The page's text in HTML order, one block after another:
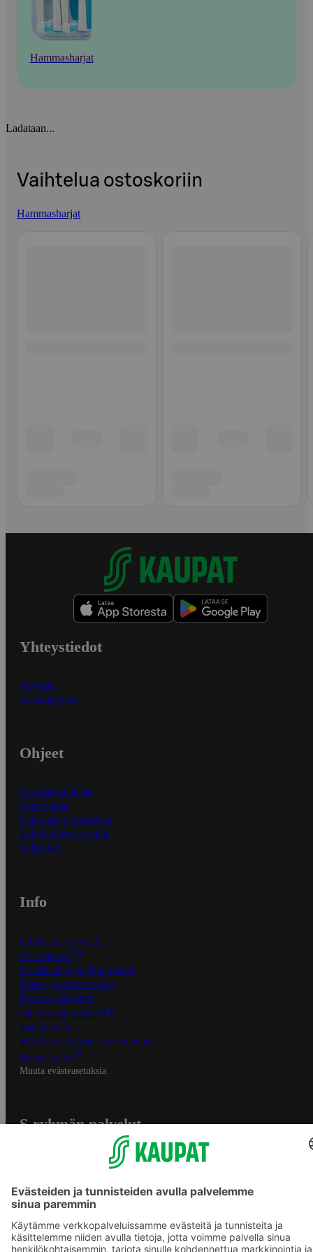
Hammasharjat
Ladataan...
Vaihtelua ostoskoriin
Hammasharjat
Yhteystiedot
Myymälät
Asiakaspalvelu
Ohjeet
Ensitilaajan ohjeet
Näin maksat
Näin tilaat ja muokkaat
Kaikki ohjeet ja vinkit
In English
Info
S-Business yrityksille
Oiva-raportit
Osuuskauppojen yhteystiedot
Tilaus- ja toimitusehdot
Tietosuojakäytäntö
Palvelun käyttöehdot
Saavutettavuus
Mobiilisovelluksen saavutettavuus
Mainostajalle
Muuta evästeasetuksia
S-ryhmän palvelut
Yhteishyvä Ruoka -sovellus
S-ostoslista -sovellus
Prisma.fi
Sokos.fi